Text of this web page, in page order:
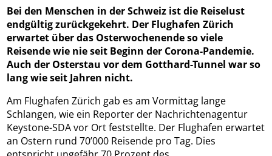
Bei den Menschen in der Schweiz ist die Reiselust
endgültig zurückgekehrt. Der Flughafen Zürich
erwartet über das Osterwochenende so viele
Reisende wie nie seit Beginn der Corona-Pandemie.
Auch der Osterstau vor dem Gotthard-Tunnel war so
lang wie seit Jahren nicht.
Am Flughafen Zürich gab es am Vormittag lange
Schlangen, wie ein Reporter der Nachrichtenagentur
Keystone-SDA vor Ort feststellte. Der Flughafen erwartet
an Ostern rund 70’000 Reisende pro Tag. Dies